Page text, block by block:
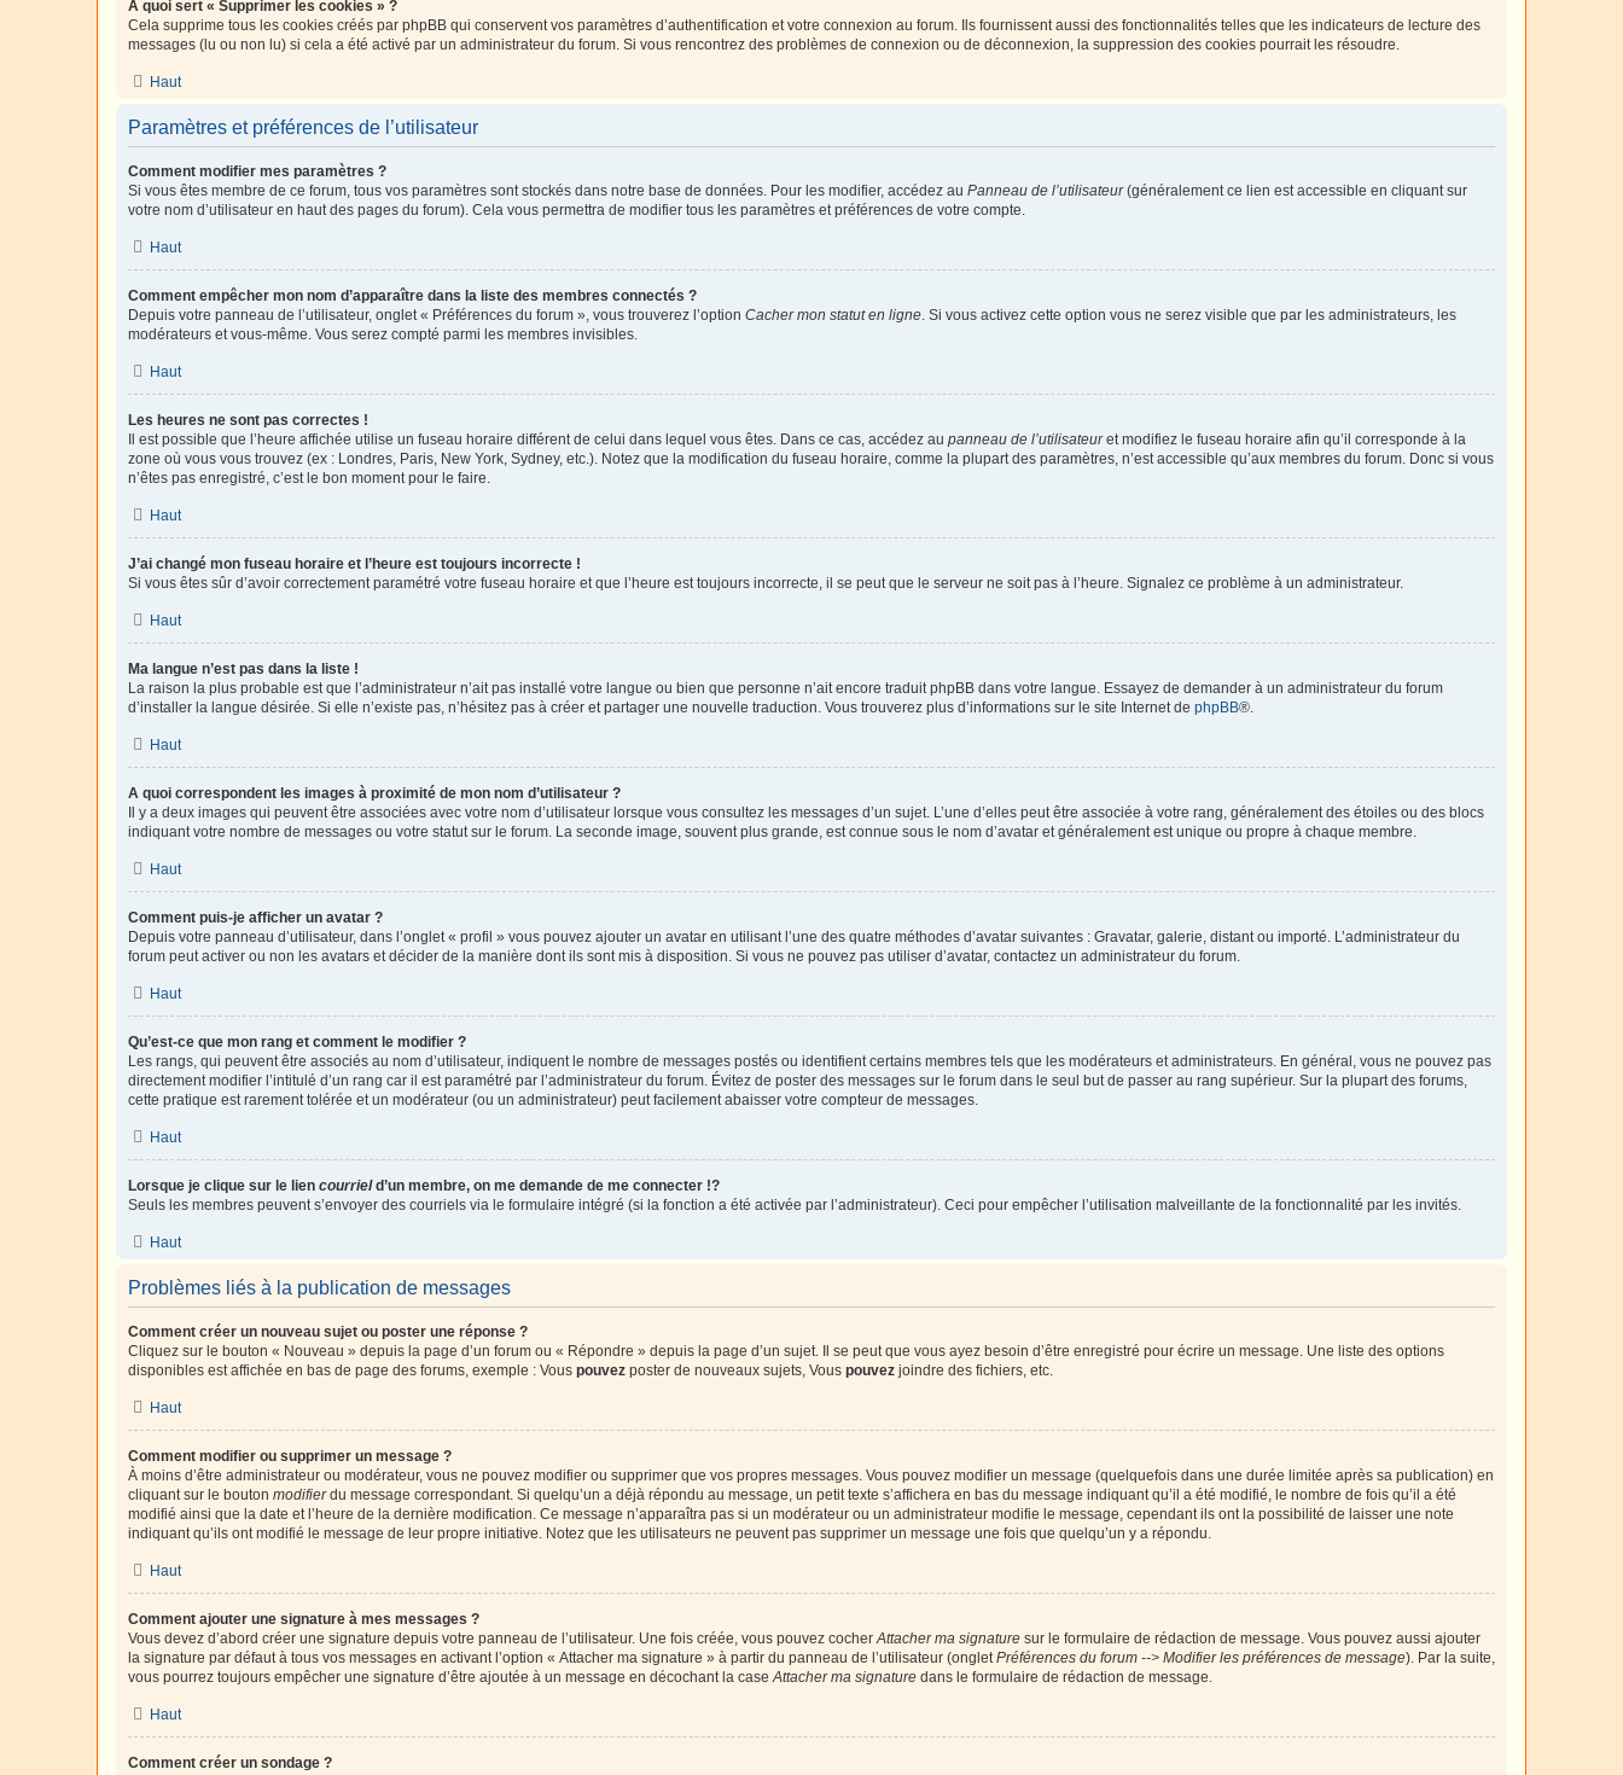
À quoi sert « Supprimer les cookies » ?
Cela supprime tous les cookies créés par phpBB qui conservent vos paramètres d’authentification et votre connexion au forum. Ils fournissent aussi des fonctionnalités telles que les indicateurs de lecture des
messages (lu ou non lu) si cela a été activé par un administrateur du forum. Si vous rencontrez des problèmes de connexion ou de déconnexion, la suppression des cookies pourrait les résoudre.
Haut
Paramètres et préférences de l’utilisateur
Comment modifier mes paramètres ?
Si vous êtes membre de ce forum, tous vos paramètres sont stockés dans notre base de données. Pour les modifier, accédez au Panneau de l’utilisateur(généralement ce lien est accessible en cliquant sur
votre nom d’utilisateur en haut des pages du forum). Cela vous permettra de modifier tous les paramètres et préférences de votre compte.
Haut
Comment empêcher mon nom d’apparaître dans la liste des membres connectés ?
Depuis votre panneau de l’utilisateur, onglet « Préférences du forum », vous trouverez l’option Cacher mon statut en ligne. Si vous activez cette option vous ne serez visible que par les administrateurs, les
modérateurs et vous-même. Vous serez compté parmi les membres invisibles.
Haut
Les heures ne sont pas correctes !
Il est possible que l’heure affichée utilise un fuseau horaire différent de celui dans lequel vous êtes. Dans ce cas, accédez au panneau de l’utilisateuret modifiez le fuseau horaire afin qu’il corresponde à la
zone où vous vous trouvez (ex : Londres, Paris, New York, Sydney, etc.). Notez que la modification du fuseau horaire, comme la plupart des paramètres, n’est accessible qu’aux membres du forum. Donc si vous
n’êtes pas enregistré, c’est le bon moment pour le faire.
Haut
J’ai changé mon fuseau horaire et l’heure est toujours incorrecte !
Si vous êtes sûr d’avoir correctement paramétré votre fuseau horaire et que l’heure est toujours incorrecte, il se peut que le serveur ne soit pas à l’heure. Signalez ce problème à un administrateur.
Haut
Ma langue n’est pas dans la liste !
La raison la plus probable est que l’administrateur n’ait pas installé votre langue ou bien que personne n’ait encore traduit phpBB dans votre langue. Essayez de demander à un administrateur du forum
d’installer la langue désirée. Si elle n’existe pas, n’hésitez pas à créer et partager une nouvelle traduction. Vous trouverez plus d’informations sur le site Internet de phpBB®.
Haut
A quoi correspondent les images à proximité de mon nom d’utilisateur ?
Il y a deux images qui peuvent être associées avec votre nom d’utilisateur lorsque vous consultez les messages d’un sujet. L’une d’elles peut être associée à votre rang, généralement des étoiles ou des blocs
indiquant votre nombre de messages ou votre statut sur le forum. La seconde image, souvent plus grande, est connue sous le nom d’avatar et généralement est unique ou propre à chaque membre.
Haut
Comment puis-je afficher un avatar ?
Depuis votre panneau d’utilisateur, dans l’onglet « profil » vous pouvez ajouter un avatar en utilisant l’une des quatre méthodes d’avatar suivantes : Gravatar, galerie, distant ou importé. L’administrateur du
forum peut activer ou non les avatars et décider de la manière dont ils sont mis à disposition. Si vous ne pouvez pas utiliser d’avatar, contactez un administrateur du forum.
Haut
Qu’est-ce que mon rang et comment le modifier ?
Les rangs, qui peuvent être associés au nom d’utilisateur, indiquent le nombre de messages postés ou identifient certains membres tels que les modérateurs et administrateurs. En général, vous ne pouvez pas
directement modifier l’intitulé d’un rang car il est paramétré par l’administrateur du forum. Évitez de poster des messages sur le forum dans le seul but de passer au rang supérieur. Sur la plupart des forums,
cette pratique est rarement tolérée et un modérateur (ou un administrateur) peut facilement abaisser votre compteur de messages.
Haut
Lorsque je clique sur le lien courrield’un membre, on me demande de me connecter !?
Seuls les membres peuvent s’envoyer des courriels via le formulaire intégré (si la fonction a été activée par l’administrateur). Ceci pour empêcher l’utilisation malveillante de la fonctionnalité par les invités.
Haut
Problèmes liés à la publication de messages
Comment créer un nouveau sujet ou poster une réponse ?
Cliquez sur le bouton « Nouveau » depuis la page d’un forum ou « Répondre » depuis la page d’un sujet. Il se peut que vous ayez besoin d’être enregistré pour écrire un message. Une liste des options
disponibles est affichée en bas de page des forums, exemple : Vous pouvez poster de nouveaux sujets, Vous pouvez joindre des fichiers, etc.
Haut
Comment modifier ou supprimer un message ?
À moins d’être administrateur ou modérateur, vous ne pouvez modifier ou supprimer que vos propres messages. Vous pouvez modifier un message (quelquefois dans une durée limitée après sa publication) en
cliquant sur le bouton modifierdu message correspondant. Si quelqu’un a déjà répondu au message, un petit texte s’affichera en bas du message indiquant qu’il a été modifié, le nombre de fois qu’il a été
modifié ainsi que la date et l’heure de la dernière modification. Ce message n’apparaîtra pas si un modérateur ou un administrateur modifie le message, cependant ils ont la possibilité de laisser une note
indiquant qu’ils ont modifié le message de leur propre initiative. Notez que les utilisateurs ne peuvent pas supprimer un message une fois que quelqu’un y a répondu.
Haut
Comment ajouter une signature à mes messages ?
Vous devez d’abord créer une signature depuis votre panneau de l’utilisateur. Une fois créée, vous pouvez cocherAttacher ma signature sur le formulaire de rédaction de message. Vous pouvez aussi ajouter
la signature par défaut à tous vos messages en activant l’option « Attacher ma signature » à partir du panneau de l’utilisateur (ongletPréférences du forum --> Modifier les préférences de message). Par la suite,
vous pourrez toujours empêcher une signature d’être ajoutée à un message en décochant la caseAttacher ma signature dans le formulaire de rédaction de message.
Haut
Comment créer un sondage ?